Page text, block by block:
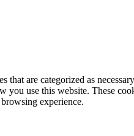
are categorized as
you use this website. These
experience.